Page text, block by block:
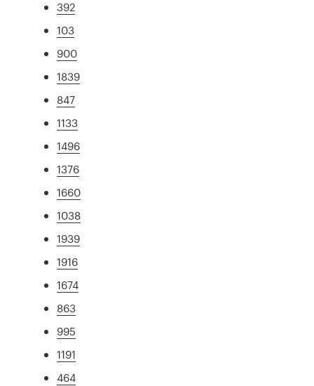
392
103
900
1839
847
1133
1496
1376
1660
1038
1939
1916
1674
863
995
1191
464